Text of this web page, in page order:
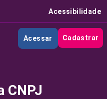
Acessibilidade
Acessar Cadastrar
CNPJ